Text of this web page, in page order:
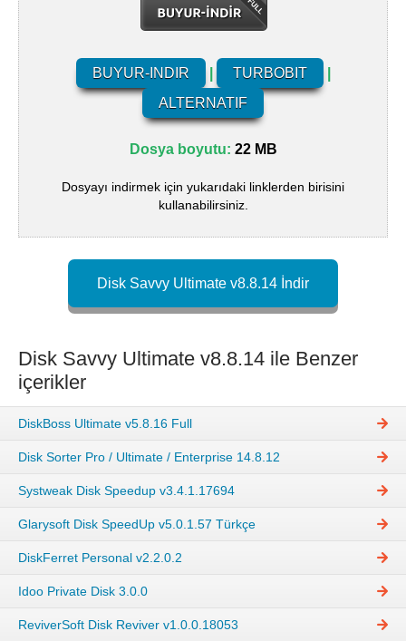
BUYUR-INDIR TURBOBIT
ALTERNATIF
Dosya boyutu: 22 MB
Dosyayı indirmek için yukarıdaki linklerden birisini
kullanabilirsiniz.
Disk Savvy Ultimate v8.8.14 İndir
Disk Savvy Ultimate v8.8.14 ile Benzer
içerikler
DiskBoss Ultimate v5.8.16 Full
Disk Sorter Pro / Ultimate / Enterprise 14.8.12
Systweak Disk Speedup v3.4.1.17694
Glarysoft Disk SpeedUp v5.0.1.57 Türkçe
DiskFerret Personal v2.2.0.2
Idoo Private Disk 3.0.0
ReviverSoft Disk Reviver v1.0.0.18053